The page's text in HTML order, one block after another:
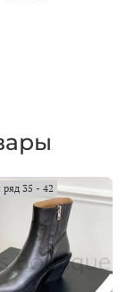
35 - 42